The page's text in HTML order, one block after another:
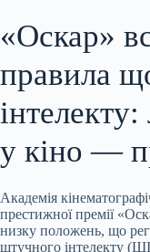
«Оскар»
правила
у кіно —
Академія
престижної премії
низку положень, що
штучного інтелекту